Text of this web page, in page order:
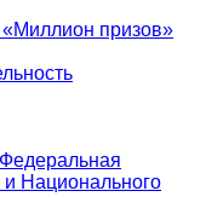
призов»
Национального